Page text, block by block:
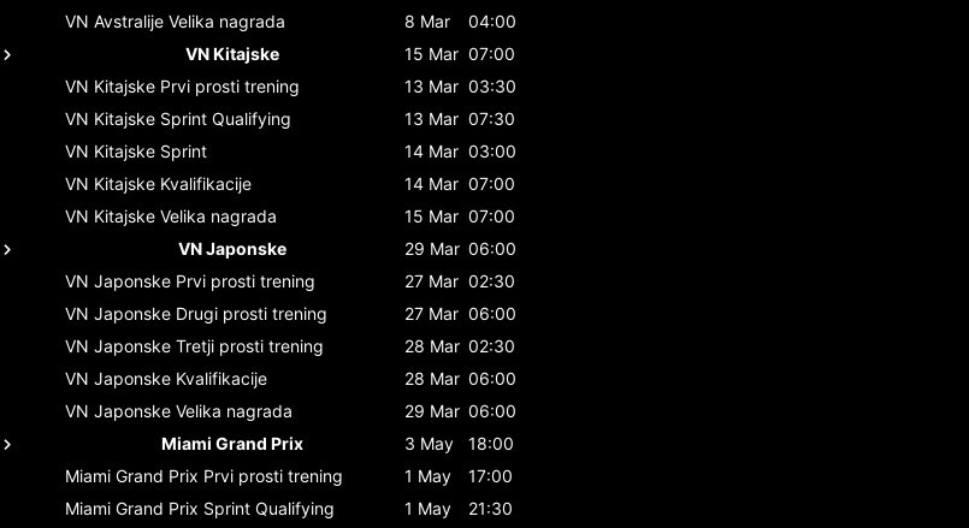
VN Avstralije Velika nagrada 8 Mar
04:00
VN Kitajske
15 Mar 07:00
VN Kitajske Prvi prosti trening 13 Mar 03:30
VN Kitajske Sprint Qualifying 13 Mar 07:30
VN Kitajske Sprint 14 Mar 03:00
VN Kitajske Kvalifikacije 14 Mar 07:00
VN Kitajske Velika nagrada 15 Mar 07:00
VN Japonske
29 Mar 06:00
VN Japonske Prvi prosti trening 27 Mar 02:30
VN Japonske Drugi prosti trening 27 Mar 06:00
VN Japonske Tretji prosti trening 28 Mar 02:30
VN Japonske Kvalifikacije 28 Mar 06:00
VN Japonske Velika nagrada 29 Mar 06:00
Miami Grand Prix
3 May
18:00
Miami Grand Prix Prvi prosti trening 1 May
17:00
Miami Grand Prix Sprint Qualifying 1 May
21:30